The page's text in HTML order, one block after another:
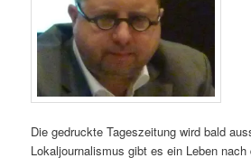
Die gedruckte Tageszeitung wird bald
Lokaljournalismus gibt es ein Leben nach